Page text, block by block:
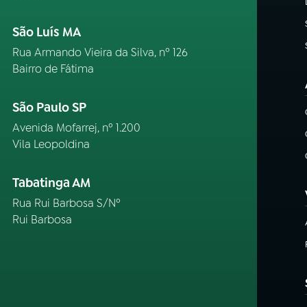
São Luís MA
Rua Armando Vieira da Silva, nº 126
Bairro de Fátima
São Paulo SP
Avenida Mofarrej, nº 1.200
Vila Leopoldina
Tabatinga AM
Rua Rui Barbosa S/Nº
Rui Barbosa